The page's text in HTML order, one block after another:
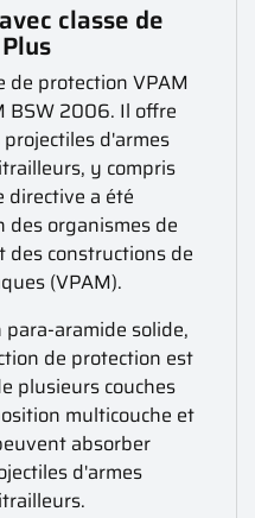
classe de
de protection VPAM
BSW 2006. Il offre
d'armes
y compris
directive a été
des organismes de
des constructions de
(VPAM).
aramide solide,
de protection est
plusieurs couches
multicouche et
absorber
d'armes